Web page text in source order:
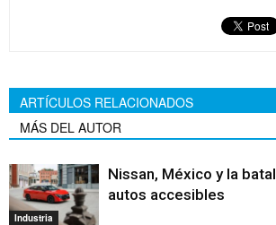
ARTÍCULOS RELACIONADOS
MÁS DEL AUTOR
Industria
Nissan, México y la
autos accesibles